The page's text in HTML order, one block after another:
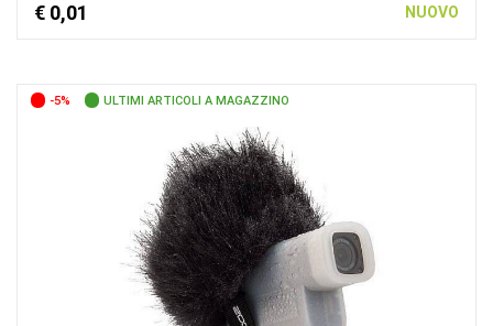
€ 0,01 NUOVO
-5% ULTIMI ARTICOLI A MAGAZZINO